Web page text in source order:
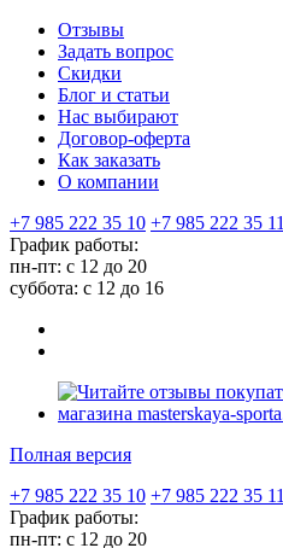
Отзывы
Задать вопрос
Скидки
Блог и статьи
Нас выбирают
Договор-оферта
Как заказать
О компании
+7 985 222 35 10 +7 985 222 35 11
График работы:
пн-пт: с 12 до 20
суббота: c 12 до 16
Полная версия
+7 985 222 35 10 +7 985 222 35 11
График работы:
пн-пт: с 12 до 20